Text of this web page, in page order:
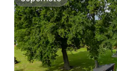
Superhôte